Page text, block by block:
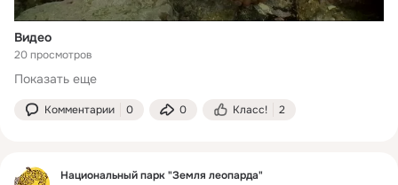
Видео
20 просмотров
Показать еще
Комментарии 0 0 Класс! 2
Национальный парк "Земля леопарда"